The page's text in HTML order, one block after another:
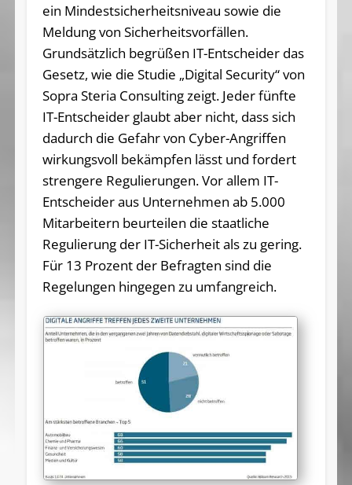
ein Mindestsicherheitsniveau sowie die
Meldung von Sicherheitsvorfällen.
Grundsätzlich begrüßen IT-Entscheider das
Gesetz, wie die Studie „Digital Security“ von
Sopra Steria Consulting zeigt. Jeder fünfte
IT-Entscheider glaubt aber nicht, dass sich
dadurch die Gefahr von Cyber-Angriffen
wirkungsvoll bekämpfen lässt und fordert
strengere Regulierungen. Vor allem IT-
Entscheider aus Unternehmen ab 5.000
Mitarbeitern beurteilen die staatliche
Regulierung der IT-Sicherheit als zu gering.
Für 13 Prozent der Befragten sind die
Regelungen hingegen zu umfangreich.